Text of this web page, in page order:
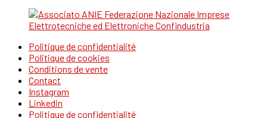
Politique de confidentialité
Politique de cookies
Conditions de vente
Contact
Instagram
Linkedin
Politique de confidentialité